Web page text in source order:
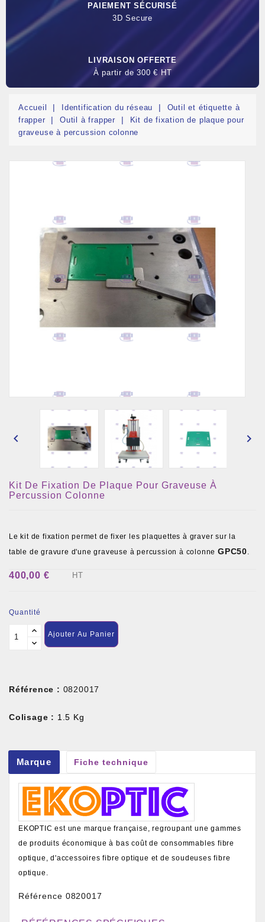
PAIEMENT SÉCURISÉ
3D Secure
LIVRAISON OFFERTE
À partir de 300 € HT
Accueil Identification du réseau
Outil et étiquette à
frapper
Outil à frapper
Kit de fixation de plaque pour
graveuse à percussion colonne
 
Kit De Fixation De Plaque Pour Graveuse À
Percussion Colonne
Le kit de fixation permet de fixer les plaquettes à graver sur la
table de gravure d'une graveuse à percussion à colonne GPC50.
400,00 € HT
Quantité
Ajouter Au Panier
Référence : 0820017
Colisage : 1.5 Kg
Marque Fiche technique
EKOPTIC est une marque française, regroupant une gammes
de produits économique à bas coût de consommables fibre
optique, d'accessoires fibre optique et de soudeuses fibre
optique.
Référence 0820017